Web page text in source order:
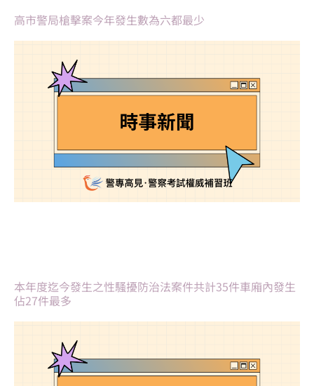
高市警局槍擊案今年發生數為六都最少
本年度迄今發生之性騷擾防治法案件共計35件車廂內發生
佔27件最多